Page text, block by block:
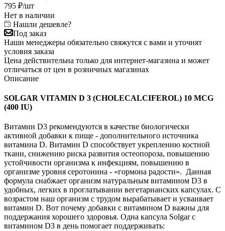
795 ₽/шт
Нет в наличии
Нашли дешевле?
Под заказ
Наши менеджеры обязательно свяжутся с вами и уточнят
условия заказа
Цена действительна только для интернет-магазина и может
отличаться от цен в розничных магазинах
Описание
SOLGAR VITAMIN D 3 (CHOLECALCIFEROL) 10 MCG
(400 IU)
Витамин D3 рекомендуются в качестве биологически
активной добавки к пище - дополнительного источника
витамина D. Витамин D способствует укреплению костной
ткани, снижению риска развития остеопороза, повышению
устойчивости организма к инфекциям, повышению в
организме уровня серотонина - «гормона радости». Данная
формула снабжает организм натуральным витамином D3 в
удобных, легких в проглатывании вегетарианских капсулах. С
возрастом наш организм с трудом вырабатывает и усваивает
витамин D. Вот почему добавки с витамином D важны для
поддержания хорошего здоровья. Одна капсула Solgar с
витамином D3 в день помогает поддерживать: